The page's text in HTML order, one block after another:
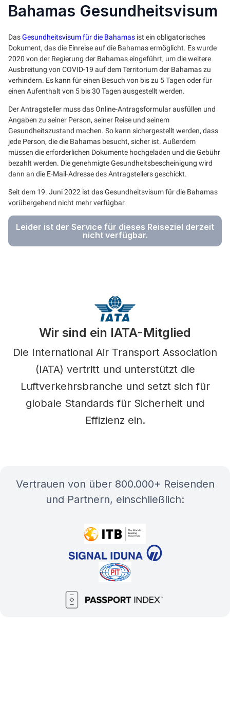
Bahamas Gesundheitsvisum
DasGesundheitsvisum für die Bahamas ist ein obligatorisches
Dokument, das die Einreise auf die Bahamas ermöglicht. Es wurde
2020 von der Regierung der Bahamas eingeführt, um die weitere
Ausbreitung von COVID-19 auf dem Territorium der Bahamas zu
verhindern. Es kann für einen Besuch von bis zu 5 Tagen oder für
einen Aufenthalt von 5 bis 30 Tagen ausgestellt werden.
Der Antragsteller muss das Online-Antragsformular ausfüllen und
Angaben zu seiner Person, seiner Reise und seinem
Gesundheitszustand machen. So kann sichergestellt werden, dass
jede Person, die die Bahamas besucht, sicher ist. Außerdem
müssen die erforderlichen Dokumente hochgeladen und die Gebühr
bezahlt werden. Die genehmigte Gesundheitsbescheinigung wird
dann an die E-Mail-Adresse des Antragstellers geschickt.
Seit dem 19. Juni 2022 ist das Gesundheitsvisum für die Bahamas
vorübergehend nicht mehr verfügbar.
Leider ist der Service für dieses Reiseziel derzeit
nicht verfügbar.
Wir sind ein IATA-Mitglied
Die International Air Transport Association
(IATA) vertritt und unterstützt die
Luftverkehrsbranche und setzt sich für
globale Standards für Sicherheit und
Effizienz ein.
Vertrauen von über 800.000+ Reisenden
und Partnern, einschließlich: